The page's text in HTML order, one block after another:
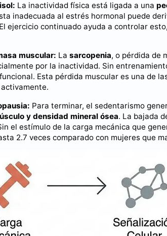
La inactividad física está ligada a una
inadecuada al estrés hormonal puede
ejercicio continuado ayuda a controlar
muscular: La sarcopenia, o pérdida de
por la inactividad. Sin
Esta pérdida muscular es una de
Para terminar, el sedentarismo
y densidad mineral ósea. La bajada
el estímulo de la carga mecánica que
2.7 veces comparado con mujeres que